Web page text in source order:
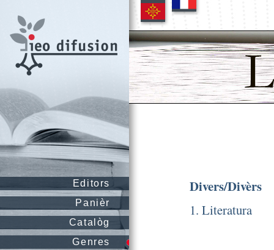
Editors
Panièr
Catalòg
Genres
Divers/Divèrs
1. Literatura